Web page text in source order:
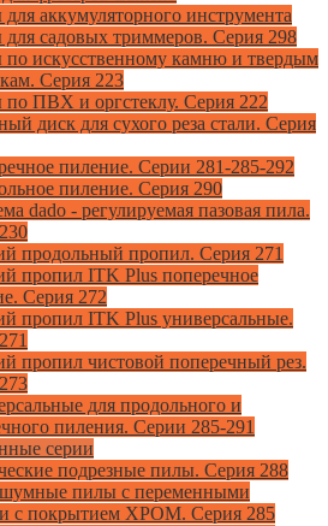
аккумуляторного инструмента
садовых триммеров. Серия 298
искусственному камню и твердым
Серия 223
ПВХ и оргстеклу. Серия 222
диск для сухого реза стали. Серия
пиление. Серии 281-285-292
пиление. Серия 290
dado - регулируемая пазовая пила.
продольный пропил. Серия 271
пропил ITK Plus поперечное
Серия 272
пропил ITK Plus универсальные.
пропил чистовой поперечный рез.
для продольного и
пиления. Серии 285-291
серии
подрезные пилы. Серия 288
пилы с переменными
с покрытием ХРОМ. Серия 285